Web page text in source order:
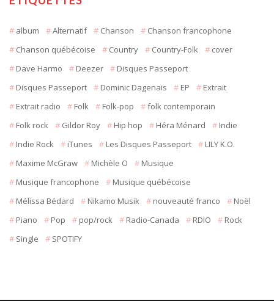
album Alternatif Chanson
Chanson francophone
Chanson québécoise
Country Country-Folk
cover
Dave Harmo
Deezer
Disques Passeport
Disques Passeport
Dominic Dagenais EP
Extrait
Extrait radio
Folk Folk-pop
folk contemporain
Folk rock
Gildor Roy Hip hop Héra Ménard
Indie
Indie Rock
iTunes Les Disques Passeport
LILY K.O.
Maxime McGraw
Michèle O
Musique
Musique francophone
Musique québécoise
Mélissa Bédard
Nikamo Musik nouveauté franco
Noël
Piano
Pop pop/rock Radio-Canada RDIO
Rock
Single
SPOTIFY